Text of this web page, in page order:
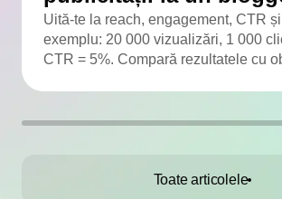
Uită-te la reach, engagement, CTR
exemplu: 20 000 vizualizări, 1 000
CTR = 5%. Compară rezultatele cu
Toate articolele